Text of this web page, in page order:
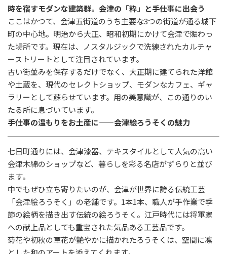
時を宿すモダンな建築群。会津の「粋」と手仕事に出会う
ここはかつて、会津五街道のうち主要な3つの街道が通る城下
町の中心地。明治から大正、昭和初期にかけて会津で賑わっ
た場所です。現在は、ノスタルジックで洗練されたカルチャ
ーストリートとして注目されています。
古い街並みを保存するだけでなく、大正期に建てられた洋館
や土蔵を、現代のセレクトショップ、モダンなカフェ、ギャ
ラリーとして蘇らせています。用の美意識が、この通りのい
たる所に息づいています。
手仕事の温もりをお土産に——会津絵ろうそくの魅力
七日町通りには、会津漆器、テキスタイルとして人気の高い
会津木綿のショップなど、暮らしを彩る名店がずらりと並び
ます。
中でもぜひ立ち寄りたいのが、会津が世界に誇る伝統工芸
「会津絵ろうそく」の老舗です。 1本1本、職人が手作業で季
節の絵柄を描き出す伝統の絵ろうそく。江戸時代には将軍家
への献上品としても重宝された気品ある工芸品です。
菊花や初秋の草花が艶やかに描かれたろうそくは、空間に凛